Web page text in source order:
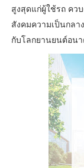
สูงสุดแก่ผู้ใช้รถ คว
สังคมความเป็นกลา
กับโลกยานยนต์อนา